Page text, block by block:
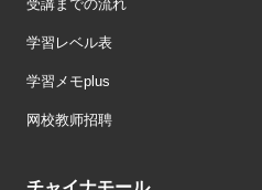
受講までの流れ
学習レベル表
学習メモplus
网校教师招聘